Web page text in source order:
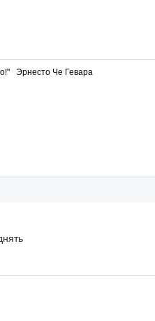
Эрнесто Че Гевара